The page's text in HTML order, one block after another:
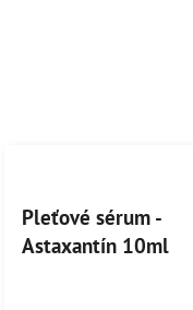
hodnotenie
produktu
Pleťové sérum -
Astaxantín 10ml